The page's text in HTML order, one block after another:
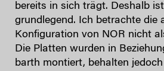
bereits in sich trägt. Deshalb
grundlegend. Ich betrachte die
Konfiguration von NOR nicht
Die Platten wurden in
barth montiert, behalten